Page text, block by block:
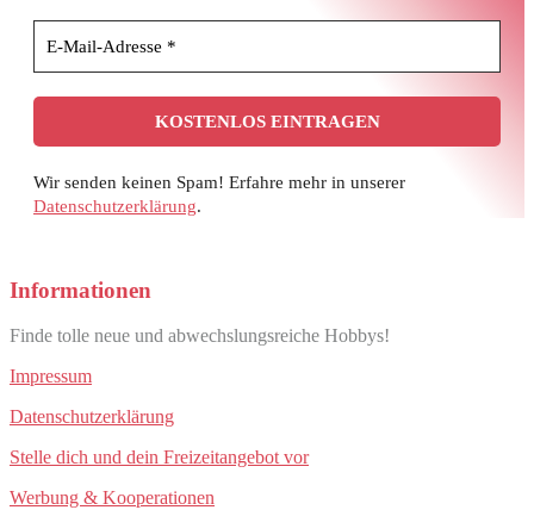
Wir senden keinen Spam! Erfahre mehr in unserer
Datenschutzerklärung.
Informationen
Finde tolle neue und abwechslungsreiche Hobbys!
Impressum
Datenschutzerklärung
Stelle dich und dein Freizeitangebot vor
Werbung & Kooperationen